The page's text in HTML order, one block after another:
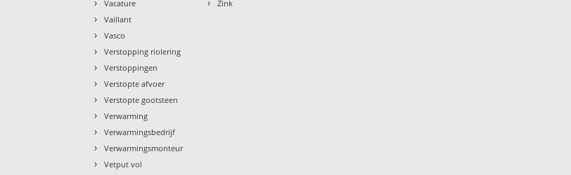
Vacature
› Vaillant
› Vasco
› Verstopping riolering
› Verstoppingen
› Verstopte afvoer
› Verstopte gootsteen
› Verwarming
› Verwarmingsbedrijf
› Verwarmingsmonteur
› Vetput vol
Zink